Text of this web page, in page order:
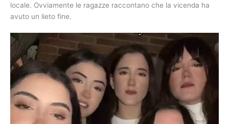
locale. Ovviamente le ragazze raccontano che la vicenda ha
avuto un lieto fine.